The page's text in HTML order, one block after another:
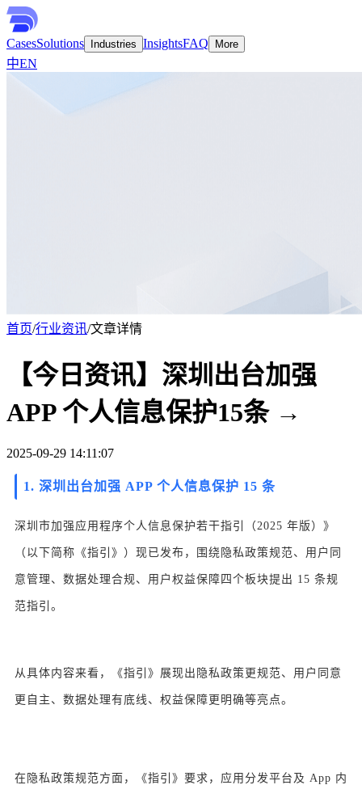
CasesSolutions Industries InsightsFAQ More
中EN
首页/行业资讯/文章详情
【今日资讯】深圳出台加强
APP 个人信息保护15条 →
2025-09-29 14:11:07
1. 深圳出台加强 APP 个人信息保护 15 条
深圳市加强应用程序个人信息保护若干指引（2025 年版）》
（以下简称《指引》）现已发布，围绕隐私政策规范、用户同
意管理、数据处理合规、用户权益保障四个板块提出 15 条规
范指引。
从具体内容来看，《指引》展现出隐私政策更规范、用户同意
更自主、数据处理有底线、权益保障更明确等亮点。
在隐私政策规范方面，《指引》要求，应用分发平台及 App 内